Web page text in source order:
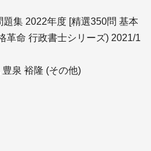
集 2022年度 [精選350問 基本
革命 行政書士シリーズ) 2021/1
泉 裕隆 (その他)